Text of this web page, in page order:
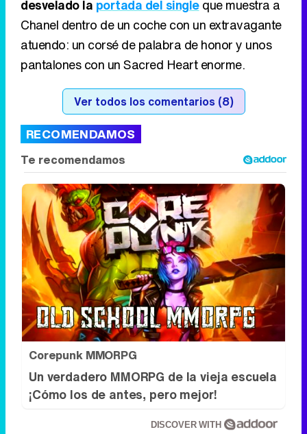
Corepunk MMORPG
Un verdadero MMORPG de la vieja escuela
¡Cómo los de antes, pero mejor!
DISCOVER WITH
Síguenos
34k 1k 6,4k 258k